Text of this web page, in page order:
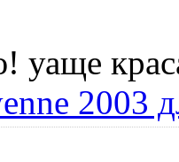
уаще
2003